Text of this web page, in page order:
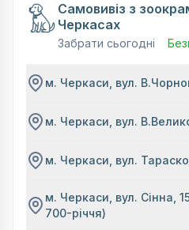
Самовивіз з
Черкасах
Забрати сьогодні
м. Черкаси, вул.
м. Черкаси, вул.
м. Черкаси, вул.
м. Черкаси, вул. Сінна,
700-річчя)